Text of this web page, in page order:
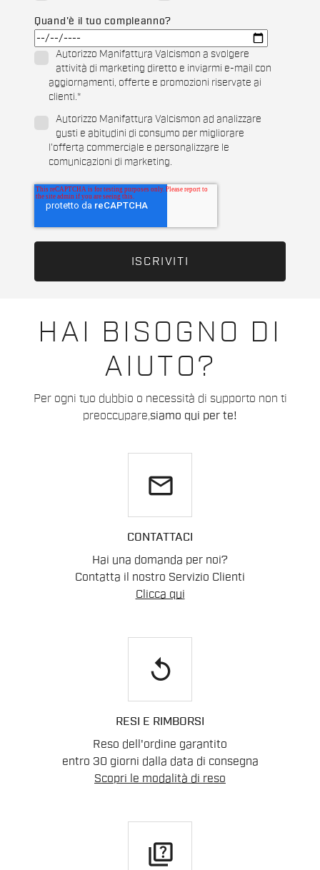
HAI BISOGNO DI
AIUTO?
Per ogni tuo dubbio o necessità di supporto non ti
preoccupare,siamo qui per te!
email
CONTATTACI
Hai una domanda per noi?
Contatta il nostro Servizio Clienti
Clicca qui
replay
RESI E RIMBORSI
Reso dell'ordine garantito
entro 30 giorni dalla data di consegna
Scopri le modalità di reso
quiz
Quand'è il tuo compleanno?
Autorizzo Manifattura Valcismon a svolgere
attività di marketing diretto e inviarmi e-mail con
aggiornamenti, offerte e promozioni riservate ai
clienti.*
Autorizzo Manifattura Valcismon ad analizzare
gusti e abitudini di consumo per migliorare
l'offerta commerciale e personalizzare le
comunicazioni di marketing.